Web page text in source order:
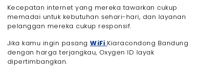
Kecepatan internet yang mereka tawarkan cukup
memadai untuk kebutuhan sehari-hari, dan layanan
pelanggan mereka cukup responsif.
Jika kamu ingin pasangWiFi Kiaracondong Bandung
dengan harga terjangkau, Oxygen ID layak
dipertimbangkan.